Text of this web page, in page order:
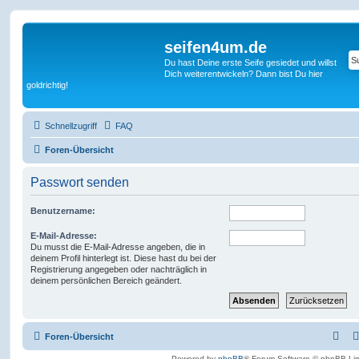
seifen4um.de
Du hast Deine erste Seife gesiedet und willst
Dich weiterentwickeln? Dann bist Du hier
goldrichtig!
Schnellzugriff FAQ
Foren-Übersicht
Passwort senden
Benutzername:
E-Mail-Adresse:
Du musst die E-Mail-Adresse angeben, die in
deinem Profil hinterlegt ist. Diese hast du bei der
Registrierung angegeben oder nachträglich in
deinem persönlichen Bereich geändert.
Foren-Übersicht